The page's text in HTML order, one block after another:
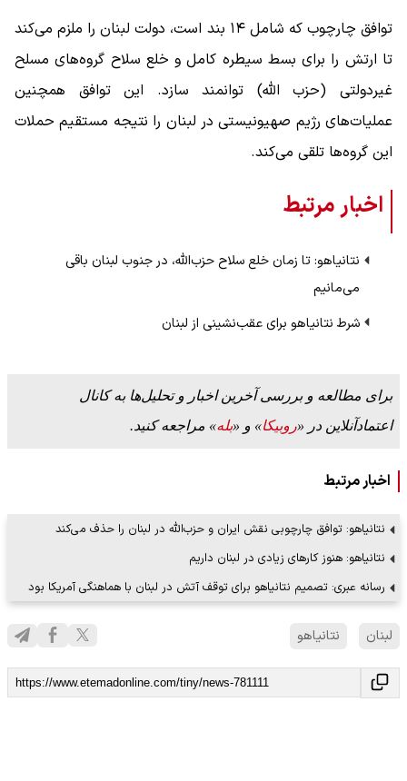
توافق چارچوب که شامل ۱۴ بند است، دولت لبنان را ملزم می‌کند
تا ارتش را برای بسط سیطره کامل و خلع سلاح گروه‌های مسلح
غیردولتی (حزب الله) توانمند سازد. این توافق همچنین
عملیات‌های رژیم صهیونیستی در لبنان را نتیجه مستقیم حملات
این گروه‌ها تلقی می‌کند.
اخبار مرتبط
نتانیاهو: تا زمان خلع سلاح حزب‌الله، در جنوب لبنان باقی
می‌مانیم
شرط نتانیاهو برای عقب‌نشینی از لبنان
برای مطالعه و بررسی آخرین اخبار و تحلیل‌ها به کانال
اعتمادآنلاین در «روبیکا» و «بله» مراجعه کنید.
اخبار مرتبط
نتانیاهو: توافق چارچوبی نقش ایران و حزب‌الله در لبنان را حذف می‌کند
نتانیاهو: هنوز کارهای زیادی در لبنان داریم
رسانه عبری: تصمیم نتانیاهو برای توقف آتش در لبنان با هماهنگی آمریکا بود
لبنان نتانیاهو